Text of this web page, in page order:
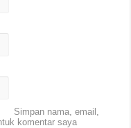
Simpan nama, email,
komentar saya